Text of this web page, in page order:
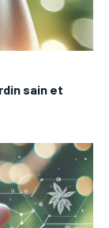
sain et